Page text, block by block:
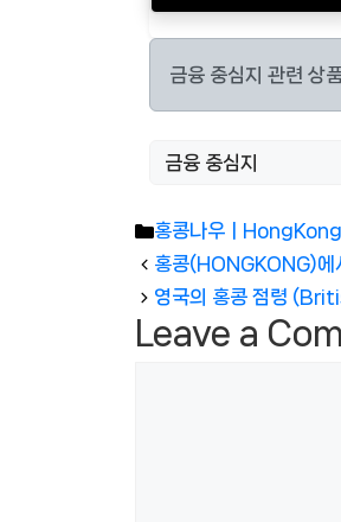
금융 중심지 관련 상
Categories
홍콩나우ㅣ
홍콩(HONGKONG)에
영국의 홍콩 점령
Leave a